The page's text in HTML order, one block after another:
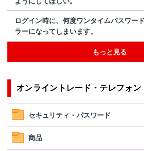
ログイン時に、何度ワンタイムパスワー
ラーになってしまいます。
もっと見る
オンライントレード・テレフォン
セキュリティ・パスワード
商品